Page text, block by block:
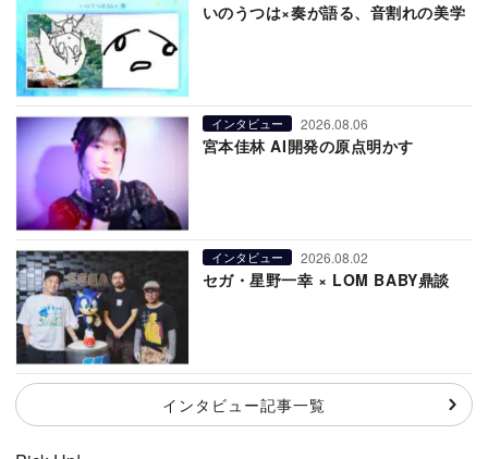
いのうつは×奏が語る、音割れの美学
インタビュー 2026.08.06
宮本佳林 AI開発の原点明かす
インタビュー 2026.08.02
セガ・星野一幸 × LOM BABY鼎談
インタビュー記事一覧